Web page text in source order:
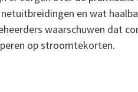
en wat
waarschuwen dat
op stroomtekorten.